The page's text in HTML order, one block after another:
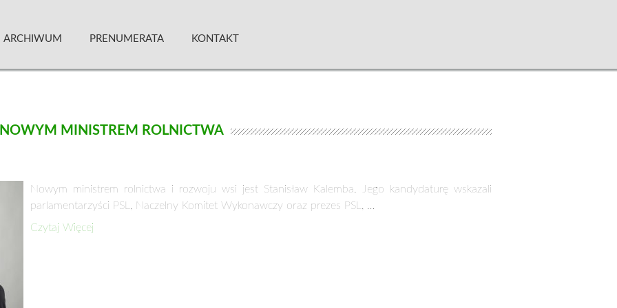
ARCHIWUM PRENUMERATA KONTAKT
MINISTREM ROLNICTWA
Nowym mi­ni­strem rol­nic­twa i roz­wo­ju wsi jest Sta­ni­sław Ka­lem­ba. Jego kandydaturę wskazali
parlamentarzyści PSL, Naczelny Komitet Wykonawczy oraz prezes PSL, …
Czytaj Więcej